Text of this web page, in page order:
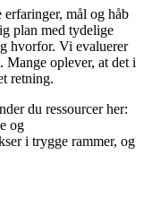
erfaringer, mål og håb
plan med tydelige
hvorfor. Vi evaluerer
Mange oplever, at det i
retning.
du ressourcer her:
og
i trygge rammer, og